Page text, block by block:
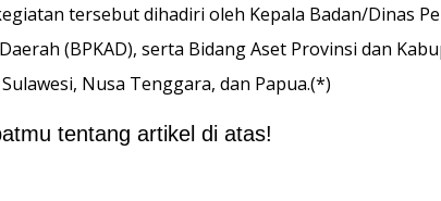
tersebut dihadiri oleh Kepala Badan/Dinas
(BPKAD), serta Bidang Aset Provinsi dan
Nusa Tenggara, dan Papua.(*)
tentang artikel di atas!